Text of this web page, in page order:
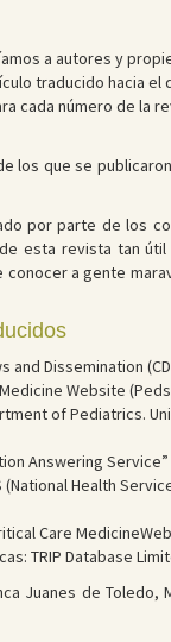
a autores y
traducido hacia el
número de la
que se
por parte de los
esta revista tan
a gente
Dissemination
Website
of Pediatrics.
Answering
Health
Care
TRIP Database
Juanes de Toledo,